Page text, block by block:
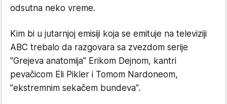
odsutna neko vreme.
Kim bi u jutarnjoj emisiji koja se emituje na televiziji
ABC trebalo da razgovara sa zvezdom serije
"Grejeva anatomija" Erikom Dejnom, kantri
pevačicom Eli Pikler i Tomom Nardoneom,
"ekstremnim sekačem bundeva".